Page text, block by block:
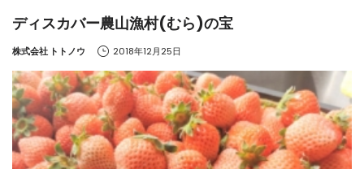
ディスカバー農山漁村(むら)の宝
by
株式会社 トトノウ 2018年12月25日